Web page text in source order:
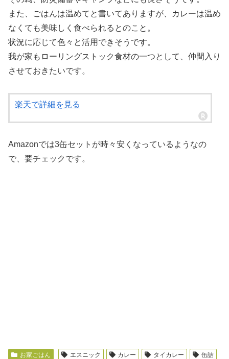
また、ごはんは温めてと書いてありますが、カレーは温め
なくても美味しく食べられるとのこと。
状況に応じて色々と活用できそうです。
我が家もローリングストック食材の一つとして、仲間入り
させておきたいです。
楽天で詳細を見る
Amazonでは3缶セットが時々安くなっているようなの
で、要チェックです。
お家ごはん エスニック カレー タイカレー 缶詰